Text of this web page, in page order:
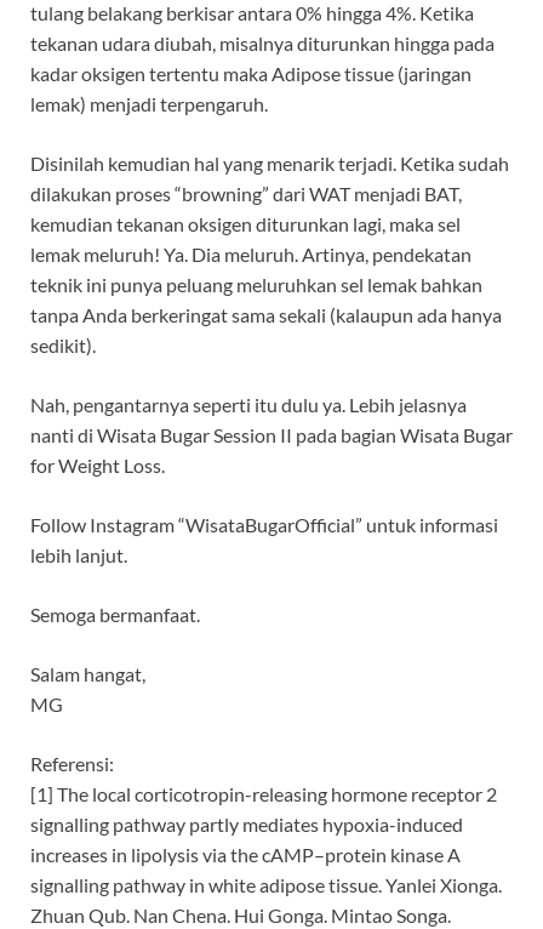
tulang belakang berkisar antara 0% hingga 4%. Ketika
tekanan udara diubah, misalnya diturunkan hingga pada
kadar oksigen tertentu maka Adipose tissue (jaringan
lemak) menjadi terpengaruh.
Disinilah kemudian hal yang menarik terjadi. Ketika sudah
dilakukan proses “browning” dari WAT menjadi BAT,
kemudian tekanan oksigen diturunkan lagi, maka sel
lemak meluruh! Ya. Dia meluruh. Artinya, pendekatan
teknik ini punya peluang meluruhkan sel lemak bahkan
tanpa Anda berkeringat sama sekali (kalaupun ada hanya
sedikit).
Nah, pengantarnya seperti itu dulu ya. Lebih jelasnya
nanti di Wisata Bugar Session II pada bagian Wisata Bugar
for Weight Loss.
Follow Instagram “WisataBugarOfficial” untuk informasi
lebih lanjut.
Semoga bermanfaat.
Salam hangat,
MG
Referensi:
[1] The local corticotropin-releasing hormone receptor 2
signalling pathway partly mediates hypoxia-induced
increases in lipolysis via the cAMP–protein kinase A
signalling pathway in white adipose tissue. Yanlei Xionga.
Zhuan Qub. Nan Chena. Hui Gonga. Mintao Songa.